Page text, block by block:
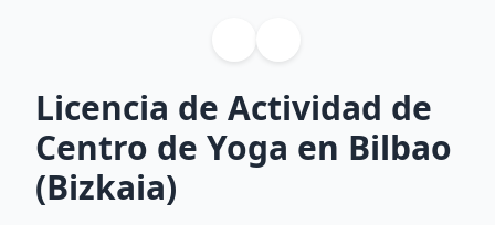
Licencia de Actividad de
Centro de Yoga en Bilbao
(Bizkaia)